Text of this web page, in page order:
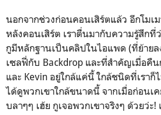
นอกจากช่วงก่อนคอนเสิร์ตแล้ว อีกโมเ
หลังคอนเสิร์ต เราตื่นมากับความรู้สึกที่
กูมีหลักฐานเป็นคลิปในไอแพด (ที่ย้ายล
เซลฟี่กับ Backdrop และที่สำคัญเมื่อคื
และ Kevin อยู่ใกล้แค่นี้ ใกล้ชนิดที่เรา
ได้ดูพวกเขาใกล้ขนาดนี้ จากเมื่อก่อน
บลาๆๆ เฮ้ย กูเจอพวกเขาจริงๆ ด้วยว่ะ!